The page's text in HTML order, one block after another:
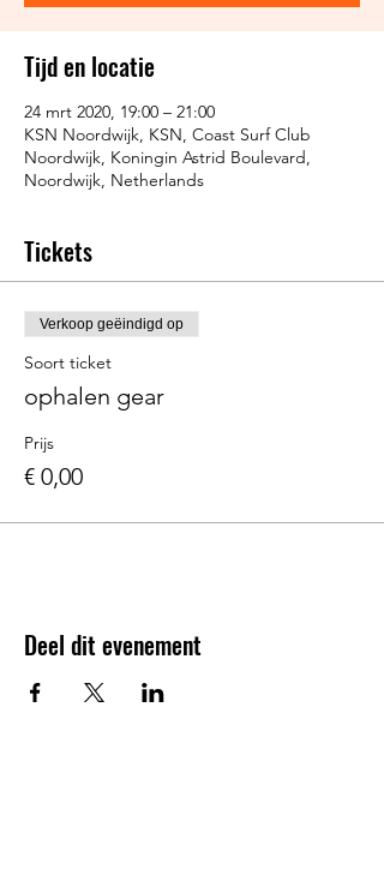
Tijd en locatie
24 mrt 2020, 19:00 – 21:00
KSN Noordwijk, KSN, Coast Surf Club
Noordwijk, Koningin Astrid Boulevard,
Noordwijk, Netherlands
Tickets
Verkoop geëindigd op
Soort ticket
ophalen gear
Prijs
€ 0,00
Deel dit evenement